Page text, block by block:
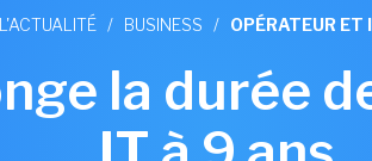
/ BUSINESS / OPÉRATEUR ET
la durée